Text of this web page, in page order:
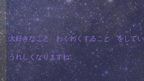
大好きなこと わくわくすること をしてい
うれしくなりますね。